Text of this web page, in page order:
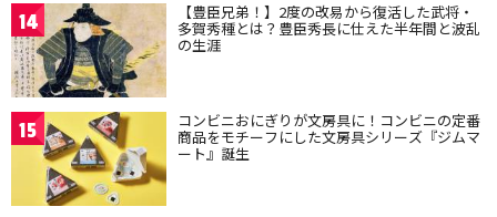
14 【豊臣兄弟！】2度の改易から復活した武将・
多賀秀種とは？豊臣秀長に仕えた半年間と波乱
の生涯
15 コンビニおにぎりが文房具に！コンビニの定番
商品をモチーフにした文房具シリーズ『ジムマ
ート』誕生